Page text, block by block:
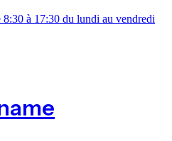
8:30 à 17:30 du lundi au vendredi